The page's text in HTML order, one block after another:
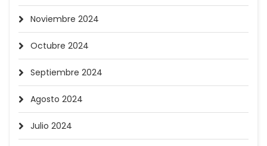
Noviembre 2024
Octubre 2024
Septiembre 2024
Agosto 2024
Julio 2024